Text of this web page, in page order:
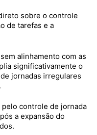
sobre o controle
de tarefas e a
alinhamento com as
significativamente o
jornadas irregulares
controle de jornada
a expansão do